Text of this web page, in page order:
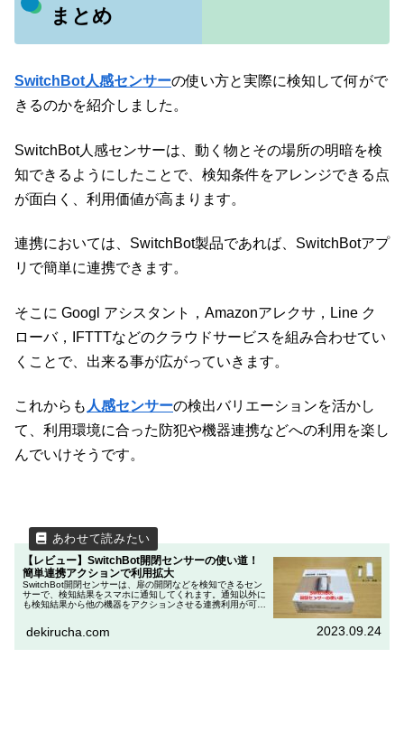
まとめ
SwitchBot人感センサーの使い方と実際に検知して何がで
きるのかを紹介しました。
SwitchBot人感センサーは、動く物とその場所の明暗を検
知できるようにしたことで、検知条件をアレンジできる点
が面白く、利用価値が高まります。
連携においては、SwitchBot製品であれば、SwitchBotアプ
リで簡単に連携できます。
そこに Googl アシスタント，Amazonアレクサ，Line ク
ローバ，IFTTTなどのクラウドサービスを組み合わせてい
くことで、出来る事が広がっていきます。
これからも 人感センサーの検出バリエーションを活かし
て、利用環境に合った防犯や機器連携などへの利用を楽し
んでいけそうです。
【レビュー】SwitchBot開閉センサーの使い道！
簡単連携アクションで利用拡大
SwitchBot開閉センサーは、扉の開閉などを検知できるセン
サーで、検知結果をスマホに通知してくれます。通知以外に
も検知結果から他の機器をアクションさせる連携利用が可能
dekirucha.com 2023.09.24